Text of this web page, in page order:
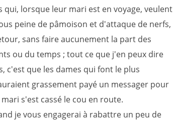
qui, lorsque leur mari est en voyage, veulent
peine de pâmoison et d'attaque de nerfs,
sans faire aucunement la part des
ou du temps ; tout ce que j'en peux dire
c'est que les dames qui font le plus
grassement payé un messager pour
s'est cassé le cou en route.
je vous engagerai à rabattre un peu de